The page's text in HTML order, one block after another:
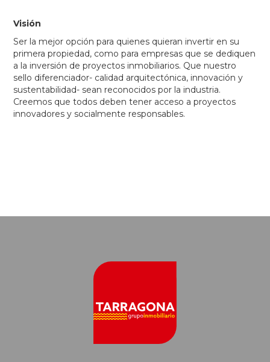
Visión
Ser la mejor opción para quienes quieran invertir en su
primera propiedad, como para empresas que se dediquen
a la inversión de proyectos inmobiliarios. Que nuestro
sello diferenciador- calidad arquitectónica, innovación y
sustentabilidad- sean reconocidos por la industria.
Creemos que todos deben tener acceso a proyectos
innovadores y socialmente responsables.